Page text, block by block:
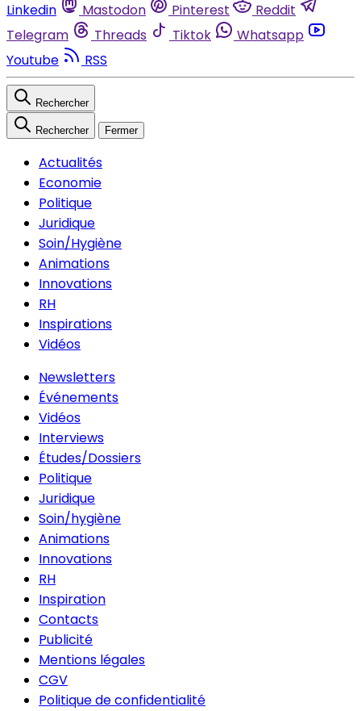
Linkedin
Mastodon Pinterest
Reddit
Telegram
Threads Tiktok
Whatsapp
Youtube
RSS
Rechercher
Rechercher Fermer
Actualités
Economie
Politique
Juridique
Soin/Hygiène
Animations
Innovations
RH
Inspirations
Vidéos
Newsletters
Événements
Vidéos
Interviews
Études/Dossiers
Politique
Juridique
Soin/hygiène
Animations
Innovations
RH
Inspiration
Contacts
Publicité
Mentions légales
CGV
Politique de confidentialité